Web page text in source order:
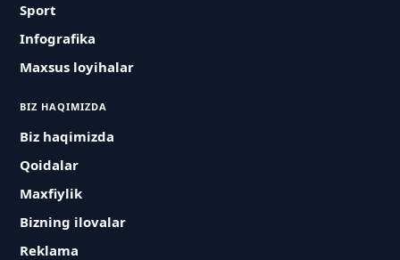
Sport
Infografika
Maxsus loyihalar
BIZ HAQIMIZDA
Biz haqimizda
Qoidalar
Maxfiylik
Bizning ilovalar
Reklama